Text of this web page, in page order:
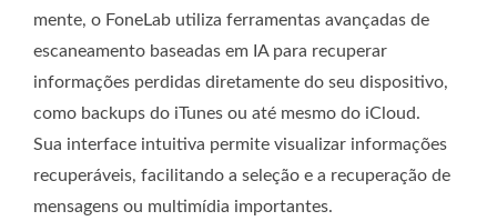
mente, o FoneLab utiliza ferramentas avançadas de
escaneamento baseadas em IA para recuperar
informações perdidas diretamente do seu dispositivo,
como backups do iTunes ou até mesmo do iCloud.
Sua interface intuitiva permite visualizar informações
recuperáveis, facilitando a seleção e a recuperação de
mensagens ou multimídia importantes.